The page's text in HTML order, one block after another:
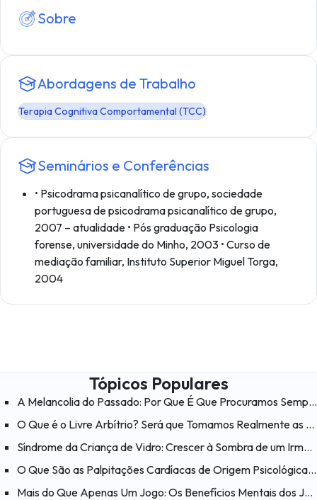
Sobre
Abordagens de Trabalho
Terapia Cognitiva Comportamental (TCC)
Seminários e Conferências
• Psicodrama psicanalítico de grupo, sociedade
portuguesa de psicodrama psicanalítico de grupo,
2007 – atualidade • Pós graduação Psicologia
forense, universidade do Minho, 2003 • Curso de
mediação familiar, Instituto Superior Miguel Torga,
2004
Tópicos Populares
A Melancolia do Passado: Por Que É Que Procuramos Sempre a Felicidade nos «Velhos Tempos»?
O Que é o Livre Arbítrio? Será que Tomamos Realmente as Nossas Próprias Decisões?
Síndrome da Criança de Vidro: Crescer à Sombra de um Irmão com Necessidades Especiais
O Que São as Palpitações Cardíacas de Origem Psicológica? O Que Ajuda a Aliviar as Palpitações Cardíacas?
Mais do Que Apenas Um Jogo: Os Benefícios Mentais dos Jogos